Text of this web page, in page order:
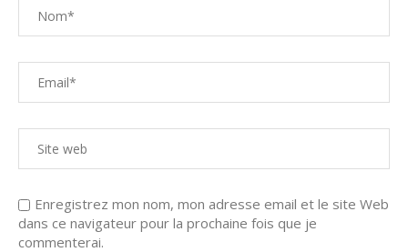
Enregistrez mon nom, mon adresse email et le site Web
dans ce navigateur pour la prochaine fois que je
commenterai.